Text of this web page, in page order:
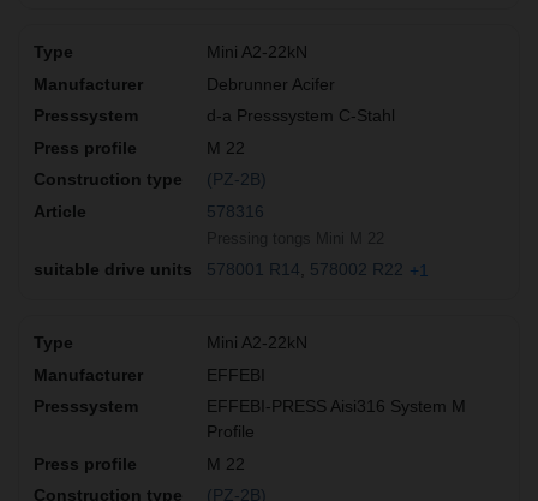
Mini A2-22kN
Debrunner Acifer
d-a Presssystem C-Stahl
M 22
(PZ-2B)
578316
578001 R14 578002 R22 +1
Mini A2-22kN
EFFEBI
EFFEBI-PRESS Aisi316 System M
Profile
M 22
(PZ-2B)